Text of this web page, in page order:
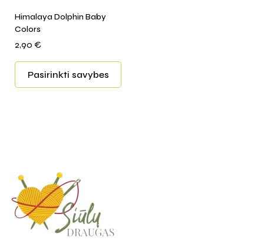
Himalaya Dolphin Baby
Colors
2,90 €
Pasirinkti savybes